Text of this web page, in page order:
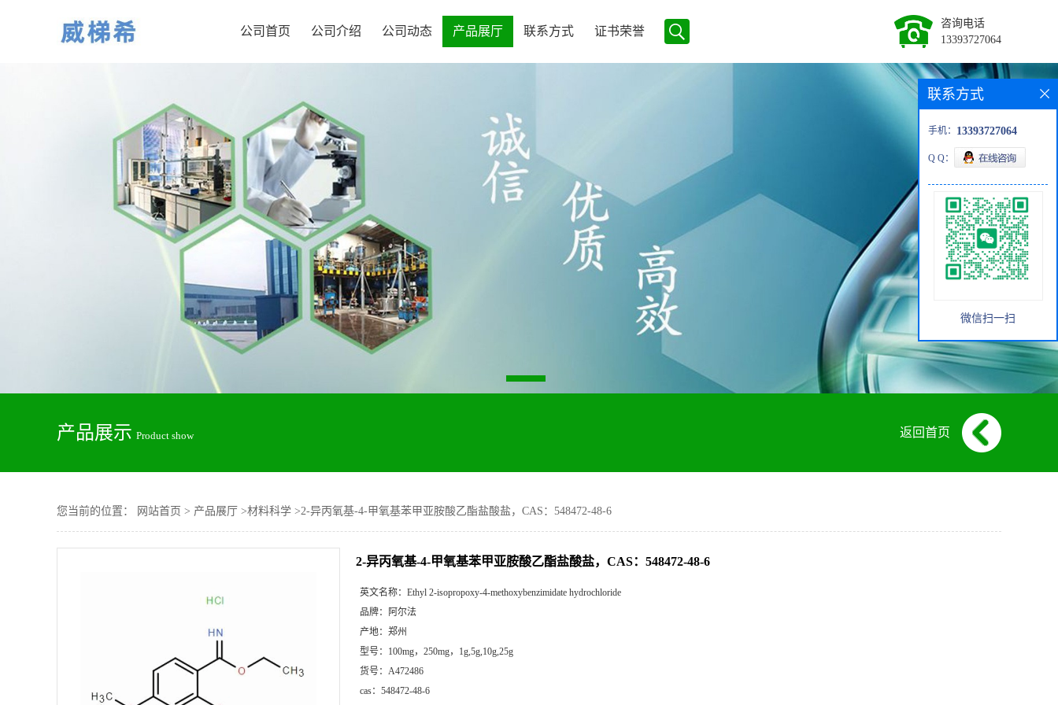
公司首页 公司介绍 公司动态 产品展厅 联系方式 证书荣誉
咨询电话
13393727064
产品展示 Product show 返回首页
您当前的位置： 网站首页 > 产品展厅 >材料科学 >2-异丙氧基-4-甲氧基苯甲亚胺酸乙酯盐酸盐，CAS：548472-48-6
2-异丙氧基-4-甲氧基苯甲亚胺酸乙酯盐酸盐，CAS：548472-48-6
英文名称： Ethyl 2-isopropoxy-4-methoxybenzimidate hydrochloride
品牌：
阿尔法
产地： 郑州
型号： 100mg，250mg，1g,5g,10g,25g
货号： A472486
cas： 548472-48-6
联系方式
手机： 13393727064
Q Q：
微信扫一扫